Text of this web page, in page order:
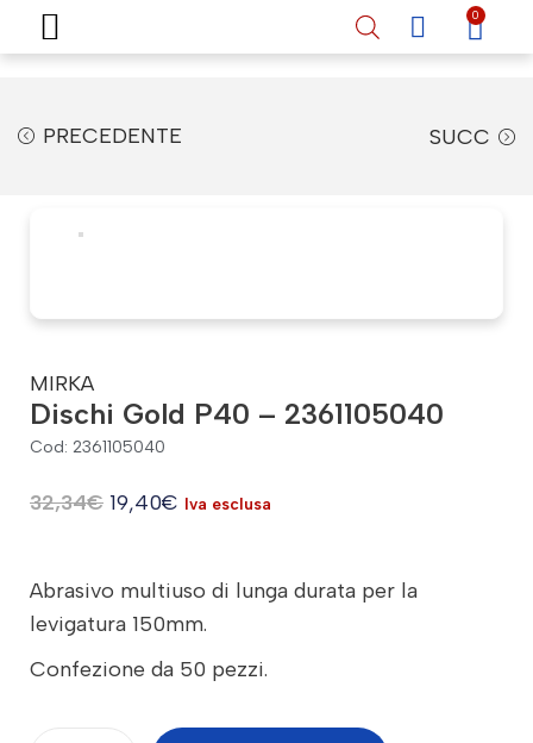
0
PRECEDENTE SUCC
MIRKA
Dischi Gold P40 – 2361105040
Cod: 2361105040
32,34€ 19,40€ Iva esclusa
Abrasivo multiuso di lunga durata per la
levigatura 150mm.
Confezione da 50 pezzi.